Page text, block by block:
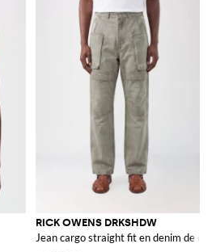
RICK OWENS DRKSHDW
Jean cargo straight fit en denim de